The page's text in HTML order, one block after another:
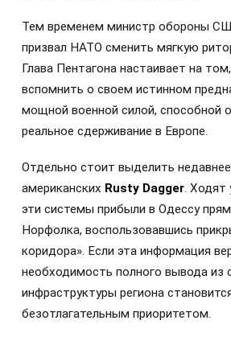
Тем временем министр обороны
призвал НАТО сменить мягкую
Глава Пентагона настаивает на
вспомнить о своем истинном
мощной военной силой, способной
реальное сдерживание в Европе.
Отдельно стоит выделить
американских Rusty Dagger. Ходят
эти системы прибыли в Одессу
Норфолка, воспользовавшись
коридора». Если эта информация
необходимость полного вывода из
инфраструктуры региона
безотлагательным приоритетом.